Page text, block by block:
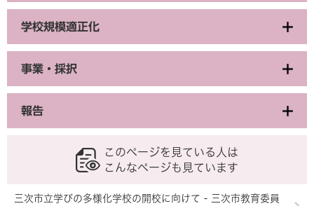
学校規模適正化
事業・採択
報告
このページを見ている人は
こんなページも見ています
三次市立学びの多様化学校の開校に向けて - 三次市教育委員